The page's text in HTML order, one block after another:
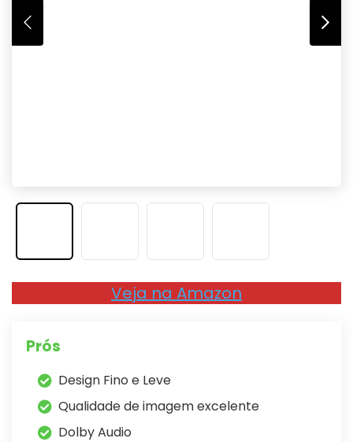
Veja na Amazon
Prós
Design Fino e Leve
Qualidade de imagem excelente
Dolby Audio